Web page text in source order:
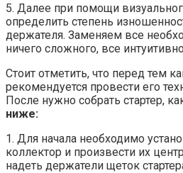
5. Далее при помощи
определить степень
держателя. Заменяем все
ничего сложного, все
Стоит отметить, что перед тем
рекомендуется провести его
После нужно собрать стартер,
ниже:
1. Для начала необходимо
коллектор и произвести их
надеть держатели щеток